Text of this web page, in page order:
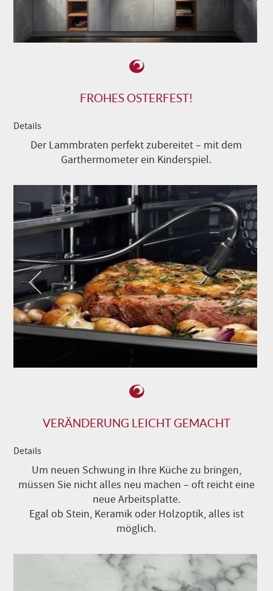
FROHES OSTERFEST!
Details
Der Lammbraten perfekt zubereitet – mit dem
Garthermometer ein Kinderspiel.
VERÄNDERUNG LEICHT GEMACHT
Details
Um neuen Schwung in Ihre Küche zu bringen,
müssen Sie nicht alles neu machen – oft reicht eine
neue Arbeitsplatte.
Egal ob Stein, Keramik oder Holzoptik, alles ist
möglich.